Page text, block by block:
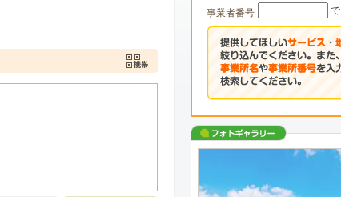
事業者番号 で